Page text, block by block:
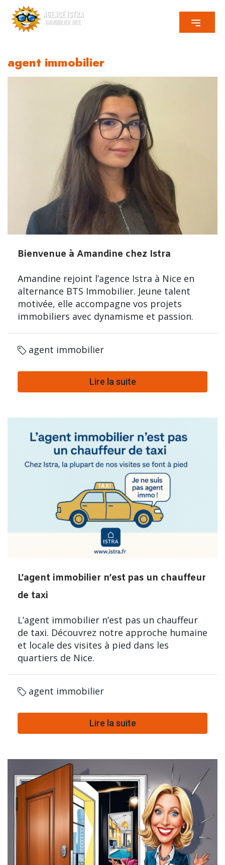
agent immobilier
Bienvenue à Amandine chez Istra
Amandine rejoint l’agence Istra à Nice en
alternance BTS Immobilier. Jeune talent
motivée, elle accompagne vos projets
immobiliers avec dynamisme et passion.
agent immobilier
Lire la suite
L’agent immobilier n’est pas un chauffeur
de taxi
L’agent immobilier n’est pas un chauffeur
de taxi. Découvrez notre approche humaine
et locale des visites à pied dans les
quartiers de Nice.
agent immobilier
Lire la suite